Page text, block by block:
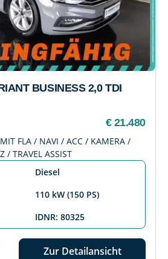
BUSINESS 2,0 TDI
€ 21.480
FLA / NAVI / ACC / KAMERA /
/ TRAVEL ASSIST
Diesel
110 kW (150 PS)
IDNR: 80325
Zur Detailansicht